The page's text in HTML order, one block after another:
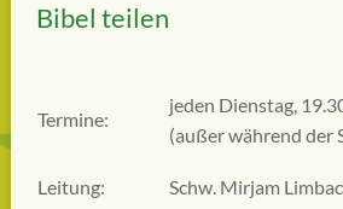
Bibel teilen
Termine:
jeden Dienstag,
(außer während der
Leitung: Schw. Mirjam